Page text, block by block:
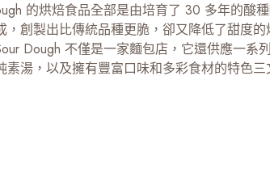
的烘焙食品全部是由培育了 30 多年的酸
，創製出比傳統品種更脆，卻又降低了甜度的
Dough 不僅是一家麵包店，它還供應一系
素湯，以及擁有豐富口味和多彩食材的特色三